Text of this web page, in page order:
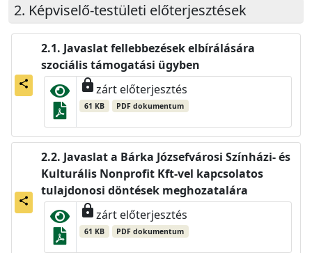
Képviselő-testületi előterjesztések
share
Javaslat fellebbezések elbírálására
szociális támogatási ügyben
lockzárt előterjesztés
61 KB PDF dokumentum
share
Javaslat a Bárka Józsefvárosi Színházi- és
Kulturális Nonprofit Kft-vel kapcsolatos
tulajdonosi döntések meghozatalára
lockzárt előterjesztés
61 KB PDF dokumentum